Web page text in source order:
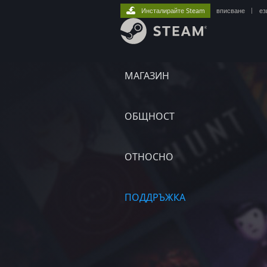
МАГАЗИН
ОБЩНОСТ
ОТНОСНО
ПОДДРЪЖКА
Инсталирайте Steam вписване